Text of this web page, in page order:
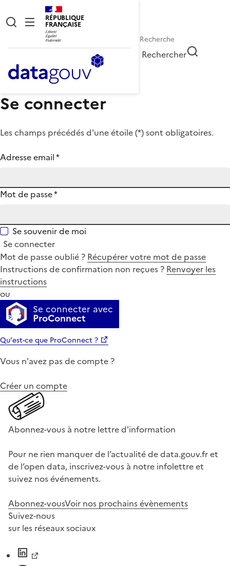
RÉPUBLIQUE
FRANÇAISE
Rechercher
Se connecter
Les champs précédés d'une étoile (*) sont obligatoires.
Adresse email*
Mot de passe*
Se souvenir de moi
Se connecter
Mot de passe oublié ? Récupérer votre mot de passe
Instructions de confirmation non reçues ? Renvoyer les
instructions
ou
Se connecter avec
ProConnect
Qu'est-ce que ProConnect ?
Vous n'avez pas de compte ?
Créer un compte
Abonnez-vous à notre lettre d'information
Pour ne rien manquer de l’actualité de data.gouv.fr et
de l’open data, inscrivez-vous à notre infolettre et
suivez nos événements.
Abonnez-vousVoir nos prochains évènements
Suivez-nous
sur les réseaux sociaux